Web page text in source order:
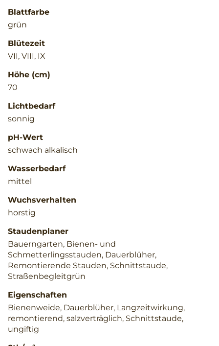
Blattfarbe
grün
Blütezeit
VII, VIII, IX
Höhe (cm)
70
Lichtbedarf
sonnig
pH-Wert
schwach alkalisch
Wasserbedarf
mittel
Wuchsverhalten
horstig
Staudenplaner
Bauerngarten, Bienen- und
Schmetterlingsstauden, Dauerblüher,
Remontierende Stauden, Schnittstaude,
Straßenbegleitgrün
Eigenschaften
Bienenweide, Dauerblüher, Langzeitwirkung,
remontierend, salzverträglich, Schnittstaude,
ungiftig